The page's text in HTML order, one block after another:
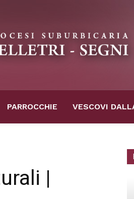
PARROCCHIE VESCOVI
|